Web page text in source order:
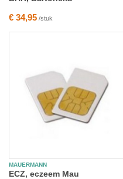
€ 34,95 /stuk
MAUERMANN
ECZ, eczeem Mau